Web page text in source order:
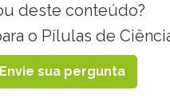
deste conteúdo?
o Pílulas de
Envie sua pergunta